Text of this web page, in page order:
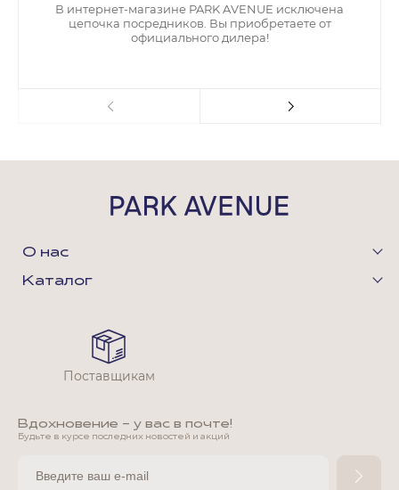
В интернет-магазине PARK AVENUE исключена
цепочка посредников. Вы приобретаете от
официального дилера!
О нас
Каталог
Вдохновение - у вас в почте!
Будьте в курсе последних новостей и акций
Поставщикам